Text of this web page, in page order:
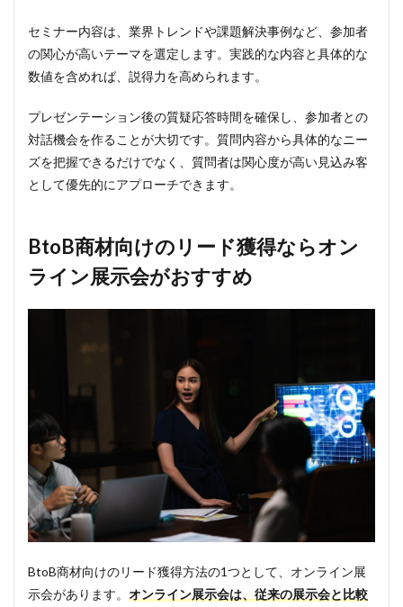
セミナー内容は、業界トレンドや課題解決事例など、参加者
の関心が高いテーマを選定します。実践的な内容と具体的な
数値を含めれば、説得力を高められます。
プレゼンテーション後の質疑応答時間を確保し、参加者との
対話機会を作ることが大切です。質問内容から具体的なニー
ズを把握できるだけでなく、質問者は関心度が高い見込み客
として優先的にアプローチできます。
BtoB商材向けのリード獲得ならオン
ライン展示会がおすすめ
BtoB商材向けのリード獲得方法の1つとして、オンライン展
示会があります。 オンライン展示会は、従来の展示会と比較